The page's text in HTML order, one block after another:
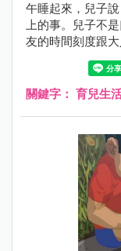
午睡起來，兒子
上的事。兒子不
友的時間刻度跟
比較難拼。希望
關鍵字： 育兒生